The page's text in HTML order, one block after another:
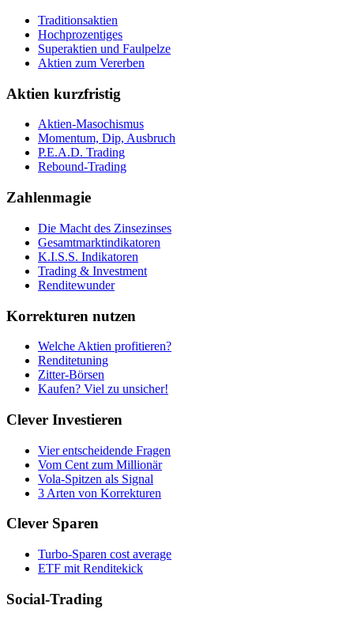
Traditionsaktien
Hochprozentiges
Superaktien und Faulpelze
Aktien zum Vererben
Aktien kurzfristig
Aktien-Masochismus
Momentum, Dip, Ausbruch
P.E.A.D. Trading
Rebound-Trading
Zahlenmagie
Die Macht des Zinsezinses
Gesamtmarktindikatoren
K.I.S.S. Indikatoren
Trading & Investment
Renditewunder
Korrekturen nutzen
Welche Aktien profitieren?
Renditetuning
Zitter-Börsen
Kaufen? Viel zu unsicher!
Clever Investieren
Vier entscheidende Fragen
Vom Cent zum Millionär
Vola-Spitzen als Signal
3 Arten von Korrekturen
Clever Sparen
Turbo-Sparen cost average
ETF mit Renditekick
Social-Trading